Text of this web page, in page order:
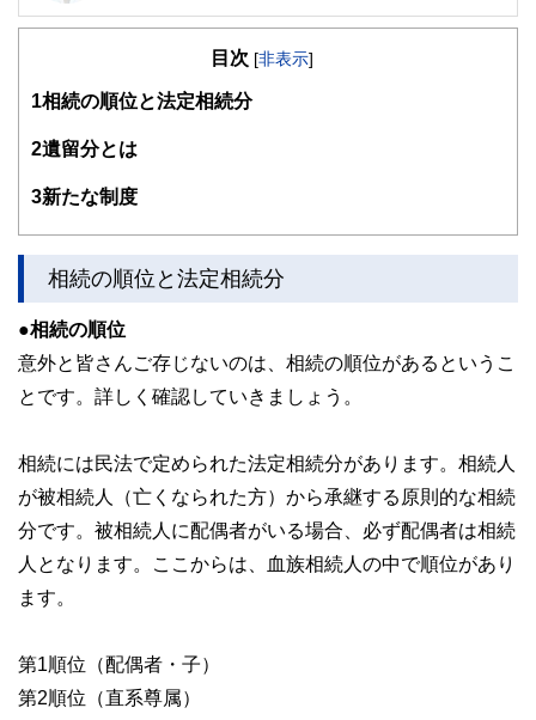
教育カウンセラー、派遣コーディネーター、秘書等、様々な
ナンシャルプランナーの資格を取得。
応援したい」という想いからCOCO PLANを設立。
広く活動中。
＜保有資格＞
2級ファイナンシャル・プランニング技能士、ファイナンシ
理人類学士、秘書技能検定、日商簿記検定、（産業カウンセ
ラー、心理相談員）
＜著書＞
「今からはじめる 理想のセカンドライフを叶えるお金の作
り方 (女性FPが作ったやさしい教科書)」※2019年1月15日
発売予定
目次 [非表示]
1相続の順位と法定相続分
2遺留分とは
3新たな制度
相続の順位と法定相続分
●相続の順位
意外と皆さんご存じないのは、相続の順位があるというこ
とです。詳しく確認していきましょう。
相続には民法で定められた法定相続分があります。相続人
が被相続人（亡くなられた方）から承継する原則的な相続
分です。被相続人に配偶者がいる場合、必ず配偶者は相続
人となります。ここからは、血族相続人の中で順位があり
ます。
第1順位（配偶者・子）
第2順位（直系尊属）